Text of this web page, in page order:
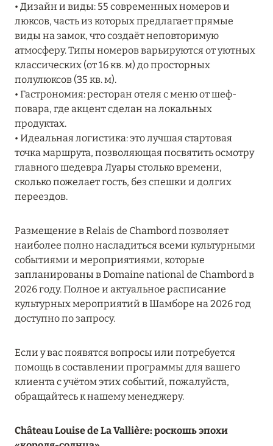
Подробнее
13 февраля 2025
MANDARIN ORIENTAL JUMEIRA, DUBAI:
СКИДКИ ДО 30 % ОТ СУММЫ КОНТРАКТА НА
РАЗМЕЩЕНИЕ ВЕСНОЙ
Подробнее
11 декабря 2024
RIXOS PREMIUM SAADIYAT ISLAND ABU DHABI:
КОНЦЕПЦИЯ «ВСЁ ВКЛЮЧЕНО – ВСЁ
Подробнее
27 сентября 2024
HÔTEL BARRIÈRE LES NEIGES
Подробнее
27 сентября 2024
HÔTEL BARRIÈRE LES NEIGES
• Дизайн и виды: 55 современных номеров и
люксов, часть из которых предлагает прямые
виды на замок, что создаёт неповторимую
атмосферу. Типы номеров варьируются от уютных
классических (от 16 кв. м) до просторных
полулюксов (35 кв. м).
• Гастрономия: ресторан отеля с меню от шеф-
повара, где акцент сделан на локальных
продуктах.
• Идеальная логистика: это лучшая стартовая
точка маршрута, позволяющая посвятить осмотру
главного шедевра Луары столько времени,
сколько пожелает гость, без спешки и долгих
переездов.
Размещение в Relais de Chambord позволяет
наиболее полно насладиться всеми культурными
событиями и мероприятиями, которые
запланированы в Domaine national de Chambord в
2026 году. Полное и актуальное расписание
культурных мероприятий в Шамборе на 2026 год
доступно по запросу.
Если у вас появятся вопросы или потребуется
помощь в составлении программы для вашего
клиента с учётом этих событий, пожалуйста,
обращайтесь к нашему менеджеру.
Château Louise de La Vallière: роскошь эпохи